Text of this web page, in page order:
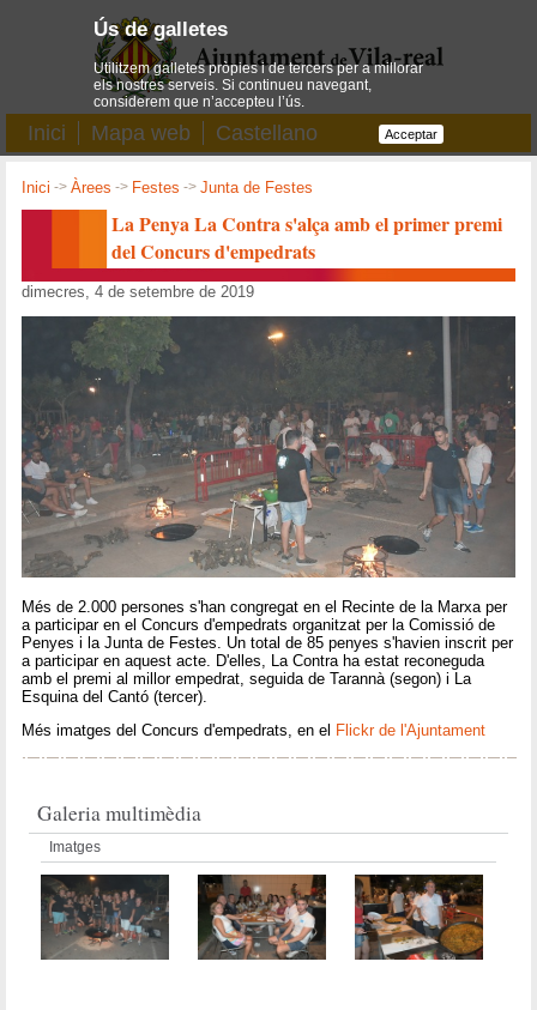
Inici Mapa web Castellano
Inici ->Àrees -> Festes ->Junta de Festes
La Penya La Contra s'alça amb el primer premi
del Concurs d'empedrats
dimecres, 4 de setembre de 2019
Més de 2.000 persones s'han congregat en el Recinte de la Marxa per
a participar en el Concurs d'empedrats organitzat per la Comissió de
Penyes i la Junta de Festes. Un total de 85 penyes s'havien inscrit per
a participar en aquest acte. D'elles, La Contra ha estat reconeguda
amb el premi al millor empedrat, seguida de Tarannà (segon) i La
Esquina del Cantó (tercer).
Més imatges del Concurs d'empedrats, en el Flickr de l'Ajuntament
Galeria multimèdia
Imatges
Ús de galletes
Utilitzem galletes pròpies i de tercers per a millorar
els nostres serveis. Si continueu navegant,
considerem que n’accepteu l’ús.
Acceptar